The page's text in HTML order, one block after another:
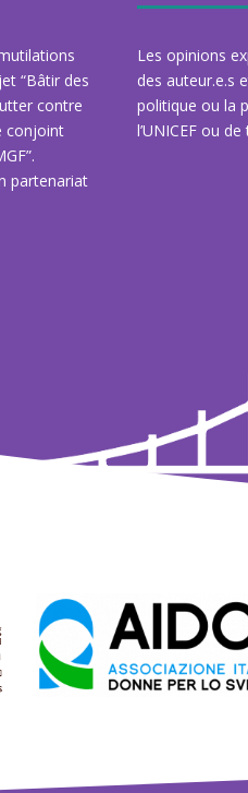
“Bâtir des
contre
conjoint
partenariat
Les opinions
des auteur.e.s
politique ou la
l’UNICEF ou